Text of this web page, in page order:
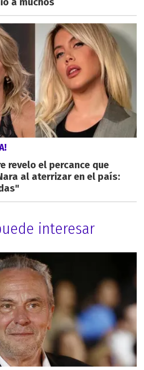
revelo el percance que
al aterrizar en el país:
interesar